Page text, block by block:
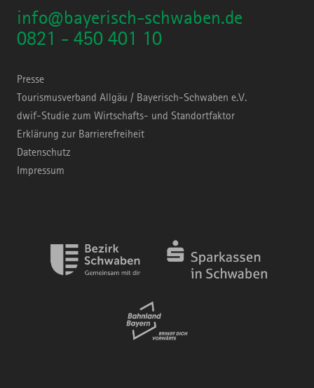
info@bayerisch-schwaben.de
0821 - 450 401 10
Presse
Tourismusverband Allgäu / Bayerisch-Schwaben e.V.
dwif-Studie zum Wirtschafts- und Standortfaktor
Erklärung zur Barrierefreiheit
Datenschutz
Impressum